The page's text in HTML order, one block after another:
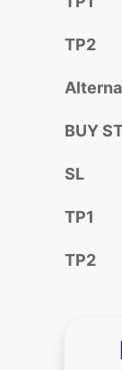
TP2 :
BUY
SL :
TP1 :
TP2 :